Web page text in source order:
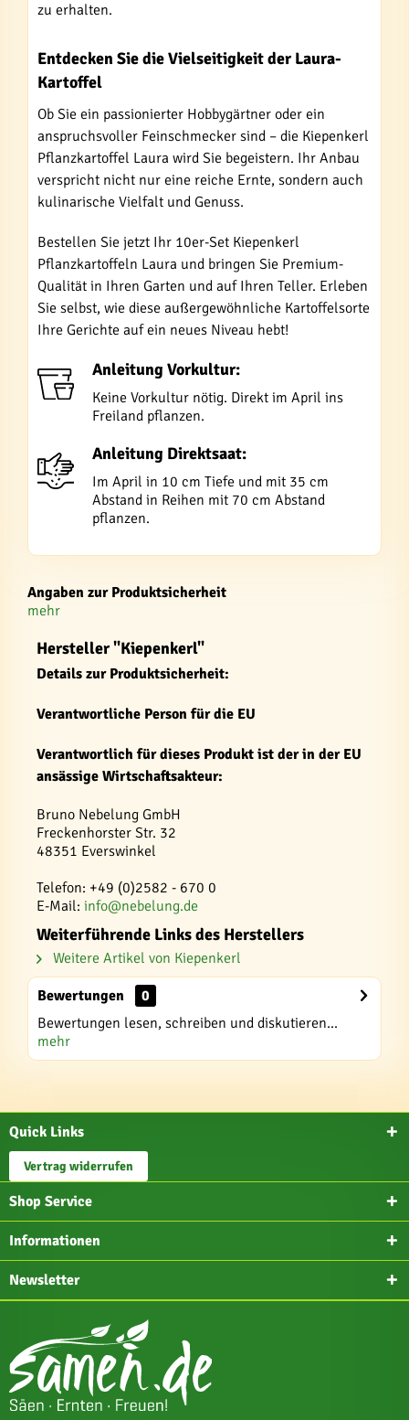
zu erhalten.
Entdecken Sie die Vielseitigkeit der Laura-
Kartoffel
Ob Sie ein passionierter Hobbygärtner oder ein
anspruchsvoller Feinschmecker sind – die Kiepenkerl
Pflanzkartoffel Laura wird Sie begeistern. Ihr Anbau
verspricht nicht nur eine reiche Ernte, sondern auch
kulinarische Vielfalt und Genuss.
Bestellen Sie jetzt Ihr 10er-Set Kiepenkerl
Pflanzkartoffeln Laura und bringen Sie Premium-
Qualität in Ihren Garten und auf Ihren Teller. Erleben
Sie selbst, wie diese außergewöhnliche Kartoffelsorte
Ihre Gerichte auf ein neues Niveau hebt!
Anleitung Vorkultur:
Keine Vorkultur nötig. Direkt im April ins
Freiland pflanzen.
Anleitung Direktsaat:
Im April in 10 cm Tiefe und mit 35 cm
Abstand in Reihen mit 70 cm Abstand
pflanzen.
Angaben zur Produktsicherheit
mehr
Hersteller "Kiepenkerl"
Details zur Produktsicherheit:
Verantwortliche Person für die EU
Verantwortlich für dieses Produkt ist der in der EU
ansässige Wirtschaftsakteur:
Bruno Nebelung GmbH
Freckenhorster Str. 32
48351 Everswinkel
Telefon: +49 (0)2582 - 670 0
E-Mail: info@nebelung.de
Weiterführende Links des Herstellers
Weitere Artikel von Kiepenkerl
Bewertungen
0
Bewertungen lesen, schreiben und diskutieren...
mehr
Quick Links
Vertrag widerrufen
Shop Service
Informationen
Newsletter